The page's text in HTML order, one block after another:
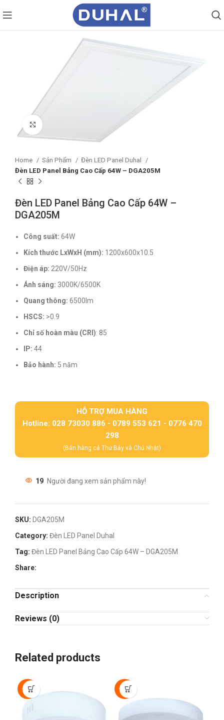
Home Sản Phẩm
Đèn LED Panel Duhal
Đèn LED Panel Bảng Cao Cấp 64W – DGA205M
Đèn LED Panel Bảng Cao Cấp 64W –
DGA205M
Công suất: 64W
Kích thước LxWxH (mm): 1200x600x10.5
Điện áp: 220V/50Hz
Ánh sáng: 3000K/6500K
Quang thông: 6500lm
HSCS: >0.9
Chỉ số hoàn màu (CRI): 85
IP: 44
Bảo hành: 5 năm
HỖ TRỢ MUA HÀNG
Hotline: 028 73030 886 - 0789 553 621 - 0776 470
298
(Bán hàng cả Thứ Bảy và Chủ Nhật)
19 Người đang xem sản phẩm này!
SKU: DGA205M
Category: Đèn LED Panel Duhal
Tag: Đèn LED Panel Bảng Cao Cấp 64W – DGA205M
Share:
Description
Reviews (0)
Related products
-30% -50%